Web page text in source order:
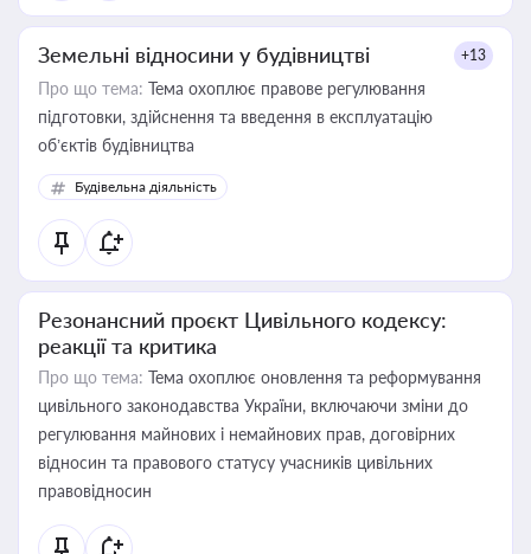
Земельні відносини у будівництві +13
Про що тема: Тема охоплює правове регулювання
підготовки, здійснення та введення в експлуатацію
об’єктів будівництва
Будівельна діяльність
Резонансний проєкт Цивільного кодексу:
реакції та критика
Про що тема: Тема охоплює оновлення та реформування
цивільного законодавства України, включаючи зміни до
регулювання майнових і немайнових прав, договірних
відносин та правового статусу учасників цивільних
правовідносин